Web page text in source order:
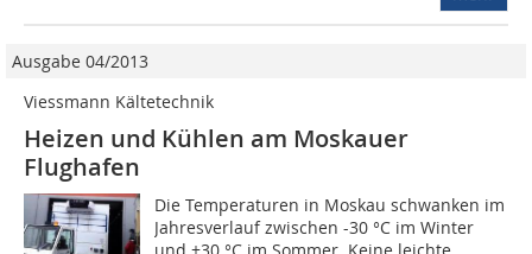
Ausgabe 04/2013
Viessmann Kältetechnik
Heizen und Kühlen am Moskauer
Flughafen
Die Temperaturen in Moskau schwanken im
Jahresverlauf zwischen -30 °C im Winter